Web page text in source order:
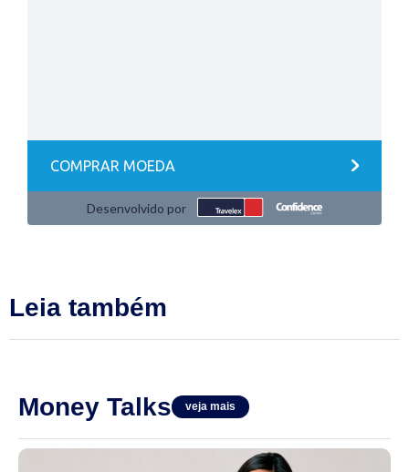
Leia também
Money Talks veja mais